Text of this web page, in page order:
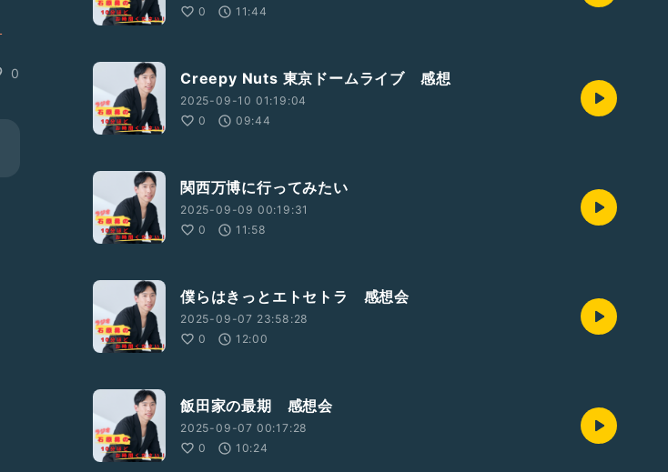
0
0
11:44
Creepy Nuts 東京ドームライブ 感想
2025-09-10 01:19:04
0
09:44
関西万博に行ってみたい
2025-09-09 00:19:31
0
11:58
僕らはきっとエトセトラ 感想会
2025-09-07 23:58:28
0
12:00
飯田家の最期 感想会
2025-09-07 00:17:28
0
10:24